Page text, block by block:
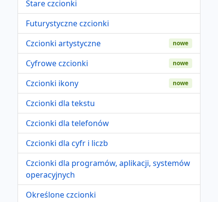
Stare czcionki
Futurystyczne czcionki
Czcionki artystyczne
nowe
Cyfrowe czcionki nowe
Czcionki ikony nowe
Czcionki dla tekstu
Czcionki dla telefonów
Czcionki dla cyfr i liczb
Czcionki dla programów, aplikacji, systemów
operacyjnych
Określone czcionki